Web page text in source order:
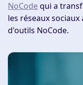
NoCodequi a
les réseaux
d'outils NoCode.